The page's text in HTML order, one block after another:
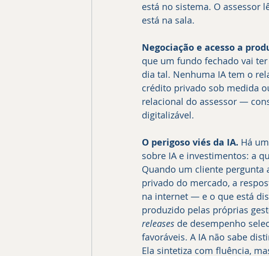
está no sistema. O assessor
está na sala.
Negociação e acesso a
que um fundo fechado vai
dia tal. Nenhuma IA tem o
crédito privado sob medida
relacional do assessor —
digitalizável.
O perigoso viés da IA. Há
sobre IA e investimentos: a
Quando um cliente pergunta
privado do mercado, a
na internet — e o que está
produzido pelas próprias
releases de desempenho
favoráveis. A IA não sabe
Ela sintetiza com fluência,